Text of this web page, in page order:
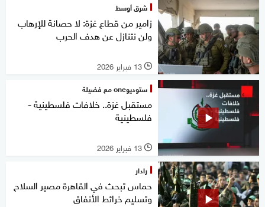
شرق أوسط
زامير من قطاع غزة: لا حصانة للإرهاب
ولن نتنازل عن هدف الحرب
l 13 فبراير 2026
ستوديوone مع فضيلة
مستقبل غزة.. خلافات فلسطينية -
فلسطينية
l 13 فبراير 2026
رادار
حماس تبحث في القاهرة مصير السلاح
وتسليم خرائط الأنفاق